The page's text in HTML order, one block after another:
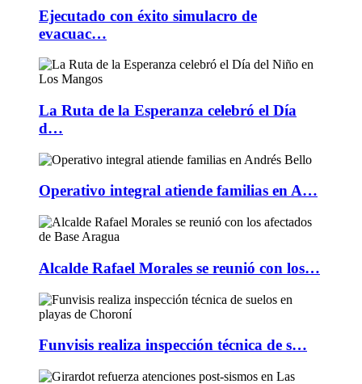
Ejecutado con éxito simulacro de
evacuac…
La Ruta de la Esperanza celebró el Día
d…
Operativo integral atiende familias en A…
Alcalde Rafael Morales se reunió con los…
Funvisis realiza inspección técnica de s…